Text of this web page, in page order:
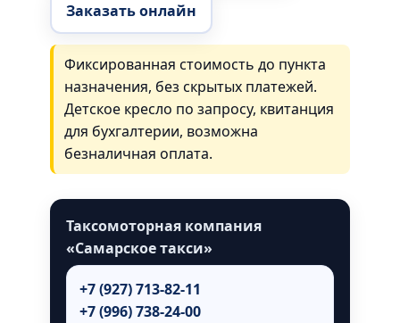
Заказать онлайн
Фиксированная стоимость до пункта
назначения, без скрытых платежей.
Детское кресло по запросу, квитанция
для бухгалтерии, возможна
безналичная оплата.
Таксомоторная компания
«Самарское такси»
+7 (927) 713-82-11
+7 (996) 738-24-00